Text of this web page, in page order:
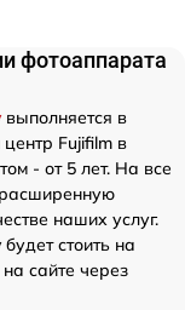
фотоаппарата
выполняется в
Fujifilm в
- от 5 лет. На все
наших услуг.
стоить на
сайте через